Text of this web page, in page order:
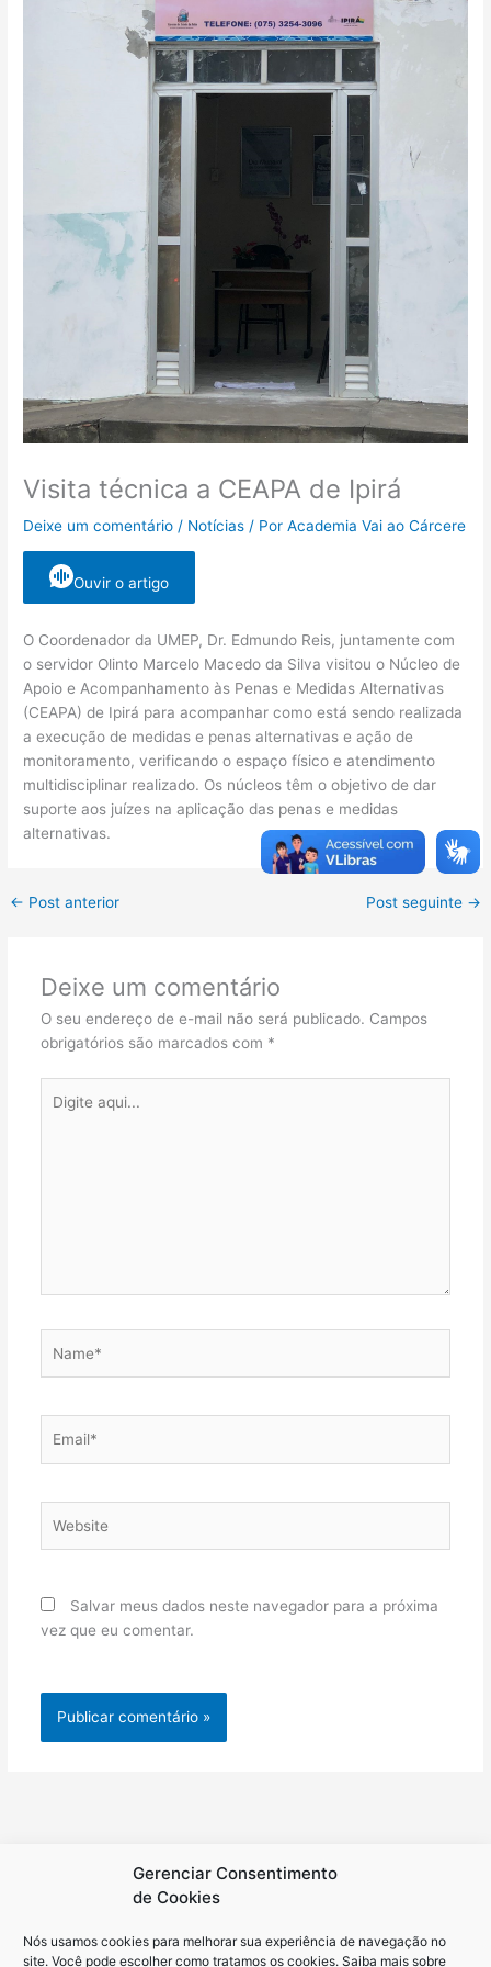
Gerenciar Consentimento
de Cookies
Nós usamos cookies para melhorar sua experiência de navegação no
site. Você pode escolher como tratamos os cookies. Saiba mais sobre
Visita técnica a CEAPA de Ipirá
Deixe um comentário / Notícias / PorAcademia Vai ao Cárcere
Ouvir o artigo
O Coordenador da UMEP, Dr. Edmundo Reis, juntamente com
o servidor Olinto Marcelo Macedo da Silva visitou o Núcleo de
Apoio e Acompanhamento às Penas e Medidas Alternativas
(CEAPA) de Ipirá para acompanhar como está sendo realizada
a execução de medidas e penas alternativas e ação de
monitoramento, verificando o espaço físico e atendimento
multidisciplinar realizado. Os núcleos têm o objetivo de dar
suporte aos juízes na aplicação das penas e medidas
alternativas.
← Post anterior Post seguinte →
Deixe um comentário
O seu endereço de e-mail não será publicado. Campos
obrigatórios são marcados com *
aqui...
Salvar meus dados neste navegador para a próxima
vez que eu comentar.